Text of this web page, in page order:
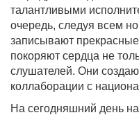
талантливыми
очередь, следуя всем
записывают
покоряют сердца не
слушателей. Они
коллаборации с
На сегодняшний день